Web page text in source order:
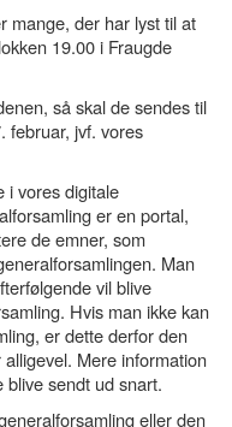
mange, der har lyst til at
19.00 i Fraugde
så skal de sendes til
februar, jvf. vores
i vores digitale
er en portal,
de emner, som
Man
vil blive
Hvis man ikke kan
er dette derfor den
Mere information
blive sendt ud snart.
eller den